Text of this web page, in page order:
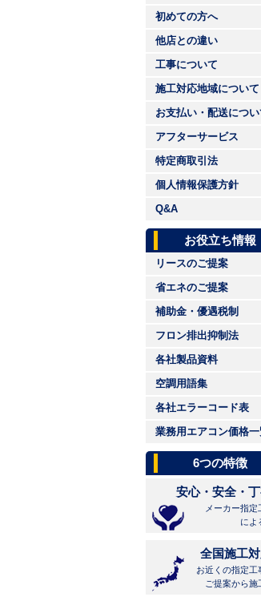
初めての方へ
他店との違い
工事について
施工対応地域について
お支払い・配送につい
アフターサービス
特定商取引法
個人情報保護方針
Q&A
お役立ち情報
リースのご提案
省エネのご提案
補助金・優遇税制
フロン排出抑制法
各社製品資料
空調用語集
各社エラーコード表
業務用エアコン価格
6つの特徴
安心・安全・丁
メーカー指定
によ
全国施工対
お近くの指定工
ご提案から施